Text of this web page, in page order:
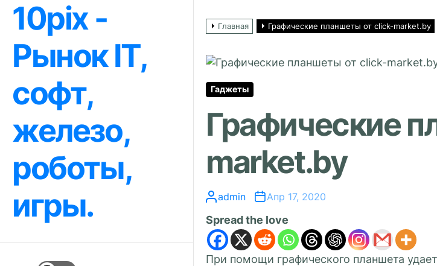
Перейти
содержимому
10pix -
Рынок IT,
софт,
железо,
роботы,
игры.
Главная Графические планшеты от click-market.by
Гаджеты
Графические
market.by
admin Апр 17, 2020
Spread the love
При помощи графического планшета